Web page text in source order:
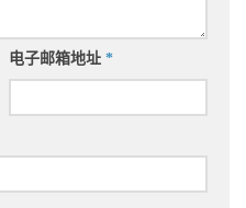
电子邮箱地址 *